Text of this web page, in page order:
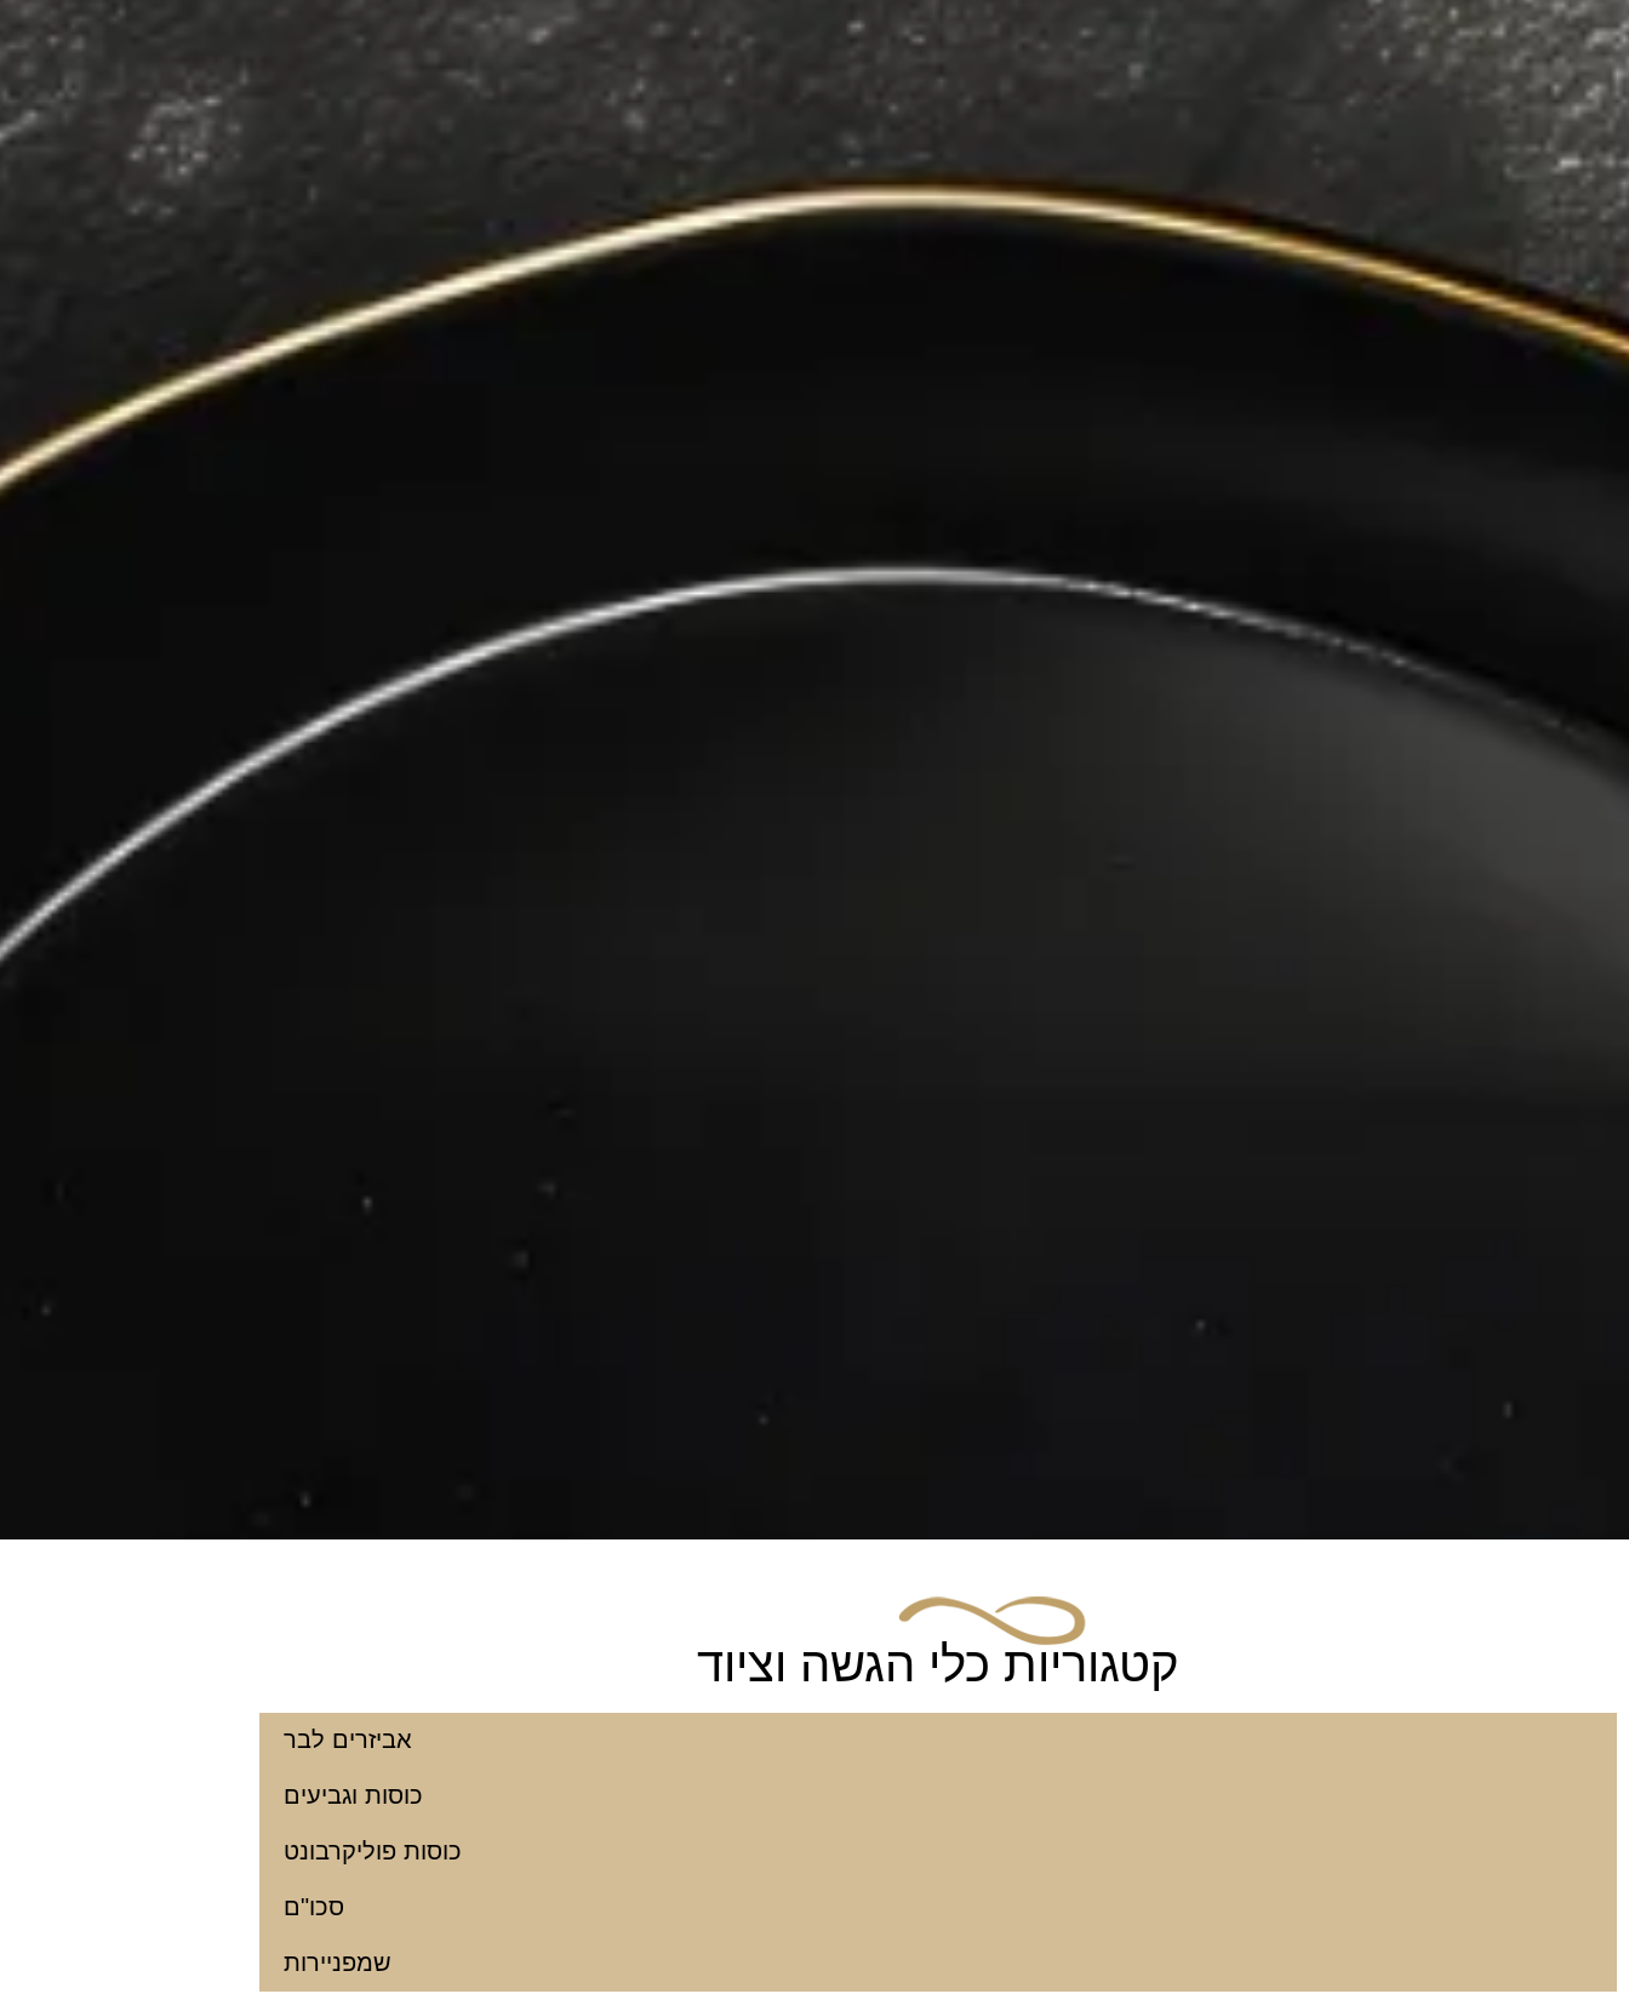
קטגוריות כלי הגשה וציוד
אביזרים לבר
כוסות וגביעים
כוסות פוליקרבונט
סכו"ם
שמפניירות